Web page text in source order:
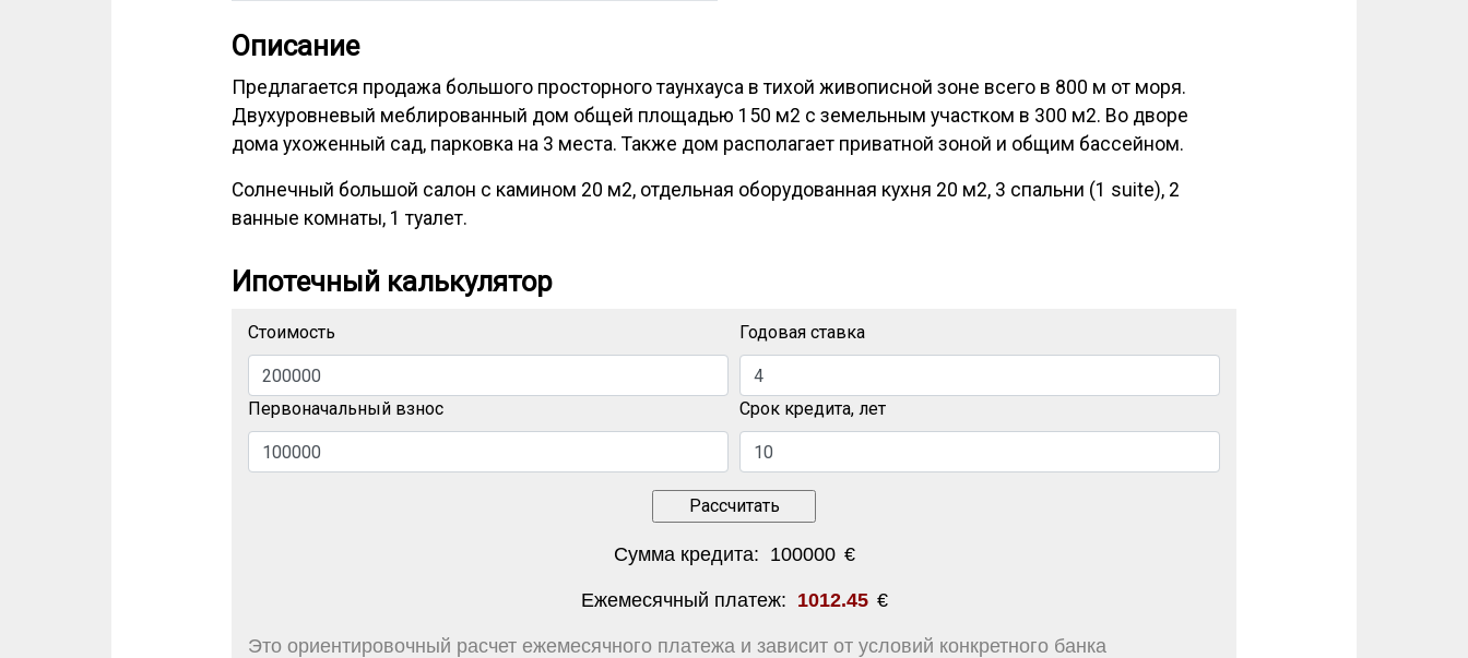
Описание
Предлагается продажа большого просторного таунхауса в тихой живописной зоне всего в 800 м от моря.
Двухуровневый меблированный дом общей площадью 150 м2 с земельным участком в 300 м2. Во дворе
дома ухоженный сад, парковка на 3 места. Также дом располагает приватной зоной и общим бассейном.
Солнечный большой салон с камином 20 м2, отдельная оборудованная кухня 20 м2, 3 спальни (1 suite), 2
ванные комнаты, 1 туалет.
Ипотечный калькулятор
Стоимость
Первоначальный взнос
Годовая ставка
Срок кредита, лет
Сумма кредита: 100000 €
Ежемесячный платеж: 1012.45 €
Это ориентировочный расчет ежемесячного платежа и зависит от условий конкретного банка